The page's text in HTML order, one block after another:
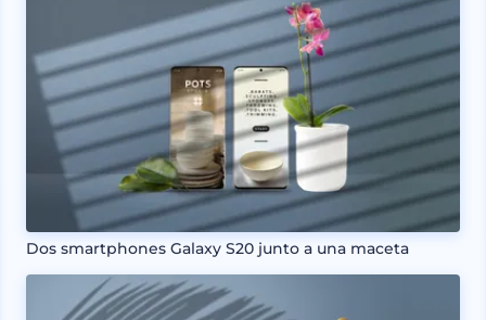
Dos smartphones Galaxy S20 junto a una maceta